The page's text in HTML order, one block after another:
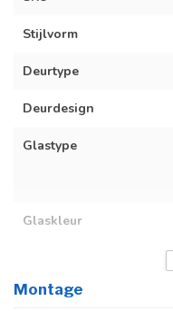
Stijlvorm
Deurtype
Deurdesign
Glastype
Glaskleur
Incl. deurgreep
Montage